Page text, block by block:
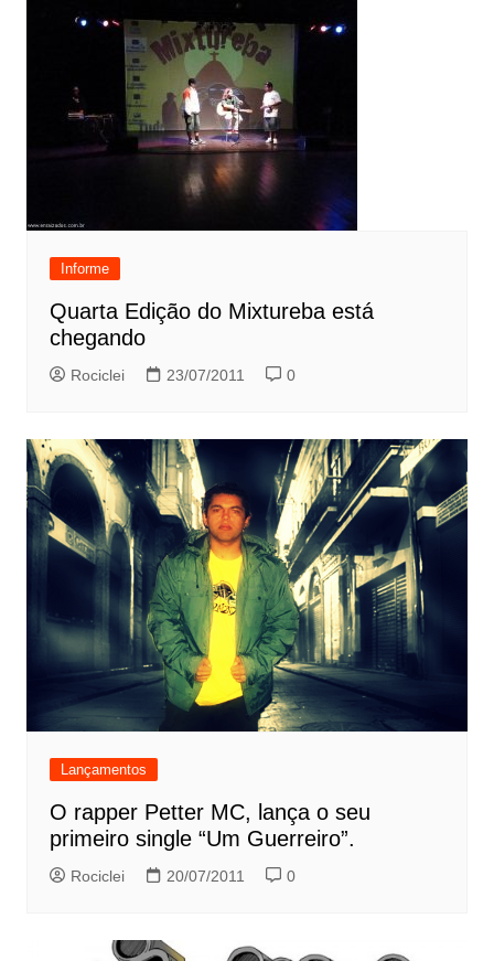
Informe
Quarta Edição do Mixtureba está
chegando
Rociclei 23/07/2011 0
Lançamentos
O rapper Petter MC, lança o seu
primeiro single “Um Guerreiro”.
Rociclei 20/07/2011 0